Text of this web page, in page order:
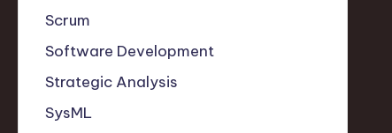
Scrum
Software Development
Strategic Analysis
SysML